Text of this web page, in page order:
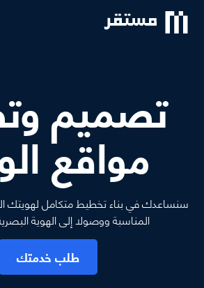
تصميم
مواقع
سنساعدك في بناء تخطيط متكامل لهويتك
المناسبة ووصولا إلى الهوية
طلب خدمتك